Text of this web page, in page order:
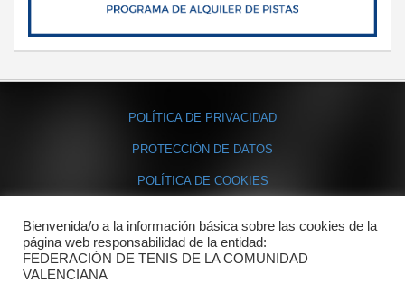
POLÍTICA DE PRIVACIDAD
PROTECCIÓN DE DATOS
POLÍTICA DE COOKIES
Contacto
Dónde estamos
Bienvenida/o a la información básica sobre las cookies de la
página web responsabilidad de la entidad:
FEDERACIÓN DE TENIS DE LA COMUNIDAD
VALENCIANA